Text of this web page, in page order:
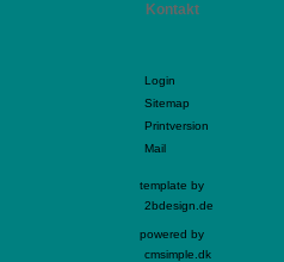
Kontakt
Login
Sitemap
Printversion
Mail
template by
2bdesign.de
powered by
cmsimple.dk